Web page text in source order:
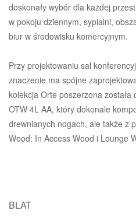
doskonały wybór dla każdej
w pokoju dziennym, sypialni,
biur w środowisku komercyjnym.
Przy projektowaniu sal
znaczenie ma spójne
kolekcja Orte poszerzona została
OTW 4L AA, który dokonale
drewnianych nogach, ale także z
Wood: In Access Wood i Lounge
BLAT